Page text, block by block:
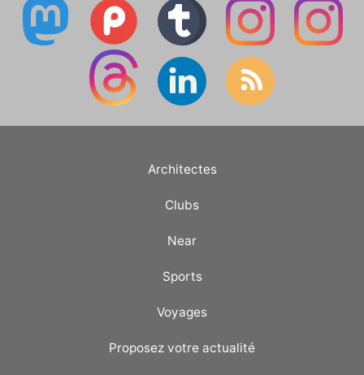
Architectes
Clubs
Near
Sports
Voyages
Proposez votre actualité